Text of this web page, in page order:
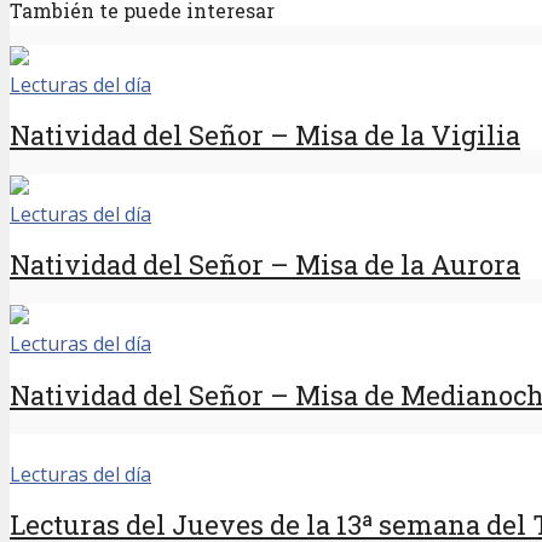
También te puede interesar
Lecturas del día
Natividad del Señor – Misa de la Vigilia
Lecturas del día
Natividad del Señor – Misa de la Aurora
Lecturas del día
Natividad del Señor – Misa de
Lecturas del día
Lecturas del Jueves de la 13ª semana del